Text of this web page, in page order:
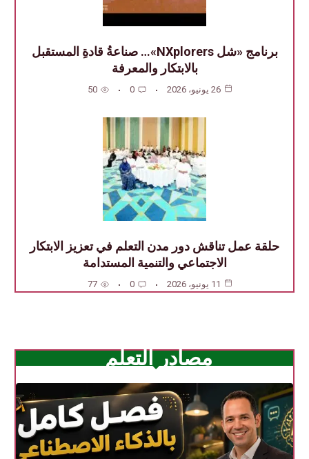
برنامج «شل NXplorers»… صناعةُ قادةِ المستقبل
بالابتكار والمعرفة
26 يونيو، 2026 0
50
حلقة عمل تناقش دور مدن التعلم في تعزيز الابتكار
الاجتماعي والتنمية المستدامة
11 يونيو، 2026 0
77
مصادر التعلم